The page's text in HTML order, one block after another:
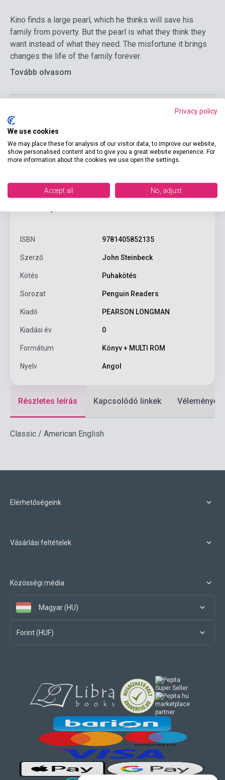
Kino finds a large pearl, which he thinks will save his
family from poverty. But the pearl is what they think they
want instead of what they need. The misfortune it brings
changes the life of the family forever.
Tovább olvasom
ISBN 9781405852135
Szerző John Steinbeck
Kötés Puhakötés
Sorozat Penguin Readers
Kiadó PEARSON LONGMAN
Kiadási év 0
Formátum Könyv + MULTI ROM
Nyelv Angol
Részletes leírás Kapcsolódó linkek Vélemények
Classic / American English
Elérhetőségeink
Vásárlási feltételek
Közösségi média
Magyar (HU)
Forint (HUF)
marketplace
partner
Privacy policy
We use cookies
We may place these for analysis of our visitor data, to improve our website,
show personalised content and to give you a great website experience. For
more information about the cookies we use open the settings.
Accept all No, adjust